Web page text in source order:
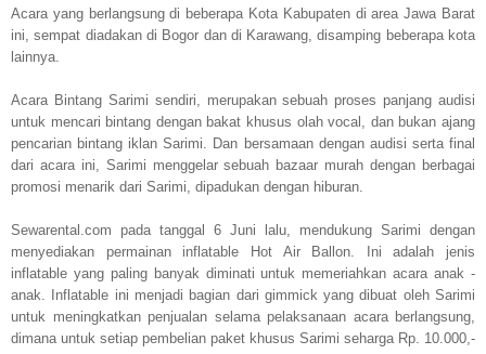
Acara yang berlangsung di beberapa Kota Kabupaten di area Jawa Barat
ini, sempat diadakan di Bogor dan di Karawang, disamping beberapa kota
lainnya.
Acara Bintang Sarimi sendiri, merupakan sebuah proses panjang audisi
untuk mencari bintang dengan bakat khusus olah vocal, dan bukan ajang
pencarian bintang iklan Sarimi. Dan bersamaan dengan audisi serta final
dari acara ini, Sarimi menggelar sebuah bazaar murah dengan berbagai
promosi menarik dari Sarimi, dipadukan dengan hiburan.
Sewarental.com pada tanggal 6 Juni lalu, mendukung Sarimi dengan
menyediakan permainan inflatable Hot Air Ballon. Ini adalah jenis
inflatable yang paling banyak diminati untuk memeriahkan acara anak -
anak. Inflatable ini menjadi bagian dari gimmick yang dibuat oleh Sarimi
untuk meningkatkan penjualan selama pelaksanaan acara berlangsung,
dimana untuk setiap pembelian paket khusus Sarimi seharga Rp. 10.000,-